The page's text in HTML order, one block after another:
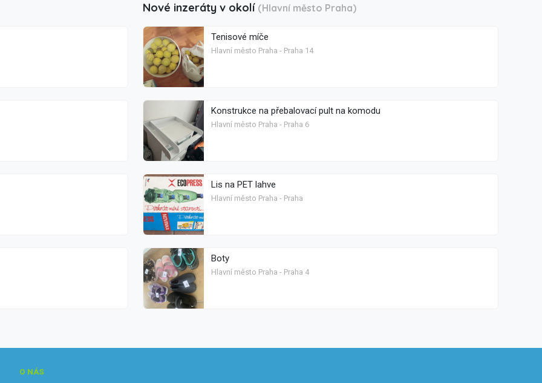
Nové inzeráty v okolí (Hlavní město Praha)
Tenisové míče
Hlavní město Praha - Praha 14
Konstrukce na přebalovací pult na komodu
Hlavní město Praha - Praha 6
Lis na PET lahve
Hlavní město Praha - Praha
Boty
Hlavní město Praha - Praha 4
O NÁS